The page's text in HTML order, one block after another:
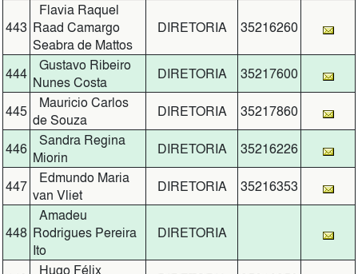
443
Flavia Raquel
Raad Camargo
Seabra de Mattos
DIRETORIA 35216260
444
Gustavo Ribeiro
Nunes Costa
DIRETORIA 35217600
445
Mauricio Carlos
de Souza
DIRETORIA 35217860
446
Sandra Regina
Miorin
DIRETORIA 35216226
447
Edmundo Maria
van Vliet
DIRETORIA 35216353
448
Amadeu
Rodrigues Pereira
Ito
DIRETORIA
Hugo Félix